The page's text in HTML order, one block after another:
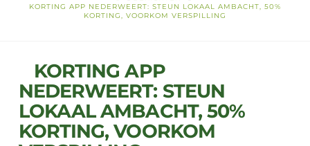
VANDAAG
KORTING APP NEDERWEERT: STEUN LOKAAL AMBACHT, 50%
KORTING, VOORKOM VERSPILLING
KORTING APP
NEDERWEERT: STEUN
LOKAAL AMBACHT, 50%
KORTING, VOORKOM